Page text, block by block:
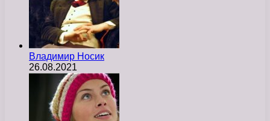
Владимир Носик
26.08.2021